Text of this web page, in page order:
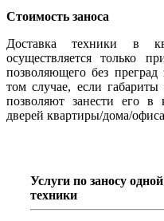
Стоимость заноса
Доставка техники в
осуществляется только
позволяющего без
том случае, если
позволяют занести его в
дверей квартиры/дома/
Услуги по заносу
техники